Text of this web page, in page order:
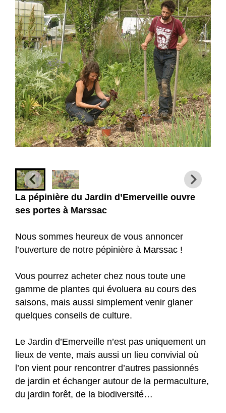
La pépinière du Jardin d’Emerveille ouvre
ses portes à Marssac
Nous sommes heureux de vous annoncer
l’ouverture de notre pépinière à Marssac !
Vous pourrez acheter chez nous toute une
gamme de plantes qui évoluera au cours des
saisons, mais aussi simplement venir glaner
quelques conseils de culture.
Le Jardin d’Emerveille n’est pas uniquement un
lieux de vente, mais aussi un lieu convivial où
l’on vient pour rencontrer d’autres passionnés
de jardin et échanger autour de la permaculture,
du jardin forêt, de la biodiversité…